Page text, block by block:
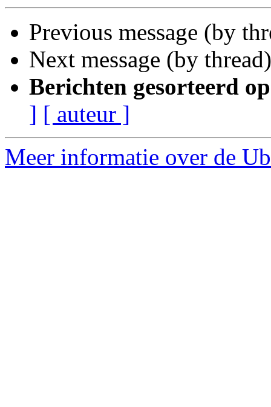
Previous message (by
Next message (by
Berichten gesorteerd
] [ auteur ]
Meer informatie over de